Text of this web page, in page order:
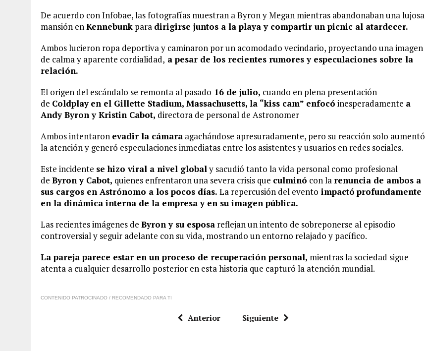
De acuerdo con Infobae, las fotografías muestran a Byron y Megan mientras abandonaban una lujosa
mansión enKennebunk para dirigirse juntos a la playa y compartir un picnic al atardecer.
Ambos lucieron ropa deportiva y caminaron por un acomodado vecindario, proyectando una imagen
de calma y aparente cordialidad, a pesar de los recientes rumores y especulaciones sobre la
relación.
El origen del escándalo se remonta al pasado 16 de julio, cuando en plena presentación
de Coldplay en el Gillette Stadium, Massachusetts, la “kiss cam” enfocó inesperadamente a
Andy Byron y Kristin Cabot, directora de personal de Astronomer
Ambos intentaron evadir la cámara agachándose apresuradamente, pero su reacción solo aumentó
la atención y generó especulaciones inmediatas entre los asistentes y usuarios en redes sociales.
Este incidente se hizo viral a nivel globaly sacudió tanto la vida personal como profesional
de Byron y Cabot, quienes enfrentaron una severa crisis que culminó con la renuncia de ambos a
sus cargos en Astrónomo a los pocos días. La repercusión del evento impactó profundamente
en la dinámica interna de la empresa y en su imagen pública.
Las recientes imágenes de Byron y su esposa reflejan un intento de sobreponerse al episodio
controversial y seguir adelante con su vida, mostrando un entorno relajado y pacífico.
La pareja parece estar en un proceso de recuperación personal, mientras la sociedad sigue
atenta a cualquier desarrollo posterior en esta historia que capturó la atención mundial.
CONTENIDO PATROCINADO / RECOMENDADO PARA TI
Anterior Siguiente